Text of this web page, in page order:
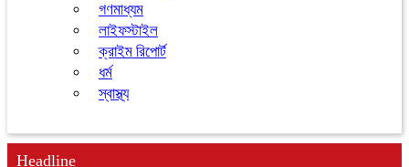
গণমাধ্যম
লাইফস্টাইল
ক্রাইম রিপোর্ট
ধর্ম
স্বাস্থ্য
Headline